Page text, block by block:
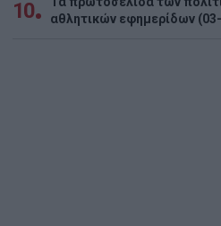
10
αθλητικών εφημερίδων